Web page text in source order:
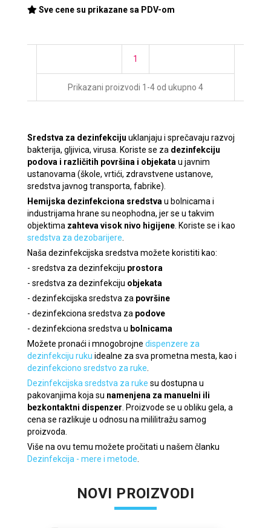
Sve cene su prikazane sa PDV-om
1
Prikazani proizvodi 1-4 od ukupno 4
Sredstva za dezinfekciju uklanjaju i sprečavaju razvoj
bakterija, gljivica, virusa. Koriste se za dezinfekciju
podova i različitih površina i objekata u javnim
ustanovama (škole, vrtići, zdravstvene ustanove,
sredstva javnog transporta, fabrike).
Hemijska dezinfekciona sredstva u bolnicama i
industrijama hrane su neophodna, jer se u takvim
objektima zahteva visok nivo higijene . Koriste se i kao
sredstva za dezobarijere
Naša dezinfekcijska sredstva možete koristiti kao:
- sredstva za dezinfekciju prostora
- sredstva za dezinfekciju objekata
- dezinfekcijska sredstva za površine
- dezinfekciona sredstva za podove
- dezinfekciona sredstva u bolnicama
Možete pronaći i mnogobrojne dispenzere za
dezinfekciju ruku idealne za sva prometna mesta, kao i
dezinfekciono sredstvo za ruke
Dezinfekcijska sredstva za ruke su dostupna u
pakovanjima koja su namenjena za manuelni ili
bezkontaktni dispenzer . Proizvode se u obliku gela, a
cena se razlikuje u odnosu na mililitražu samog
proizvoda.
Više na ovu temu možete pročitati u našem članku
Dezinfekcija - mere i metode
NOVI PROIZVODI